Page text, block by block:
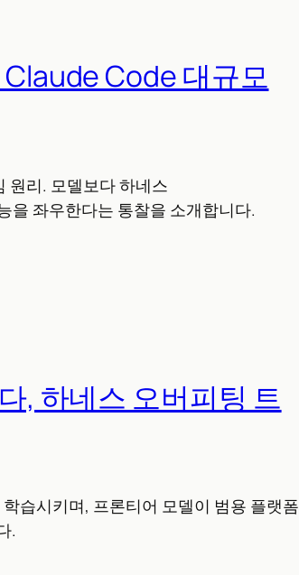
Code 대규모
리. 모델보다 하네스
을 좌우한다는 통찰을 소개합니다.
, 하네스 오버피팅 트
습시키며, 프론티어 모델이 범용 플랫폼
.